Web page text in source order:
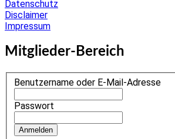
Datenschutz
Disclaimer
Impressum
Mitglieder-Bereich
Benutzername oder E-Mail-Adresse
Passwort